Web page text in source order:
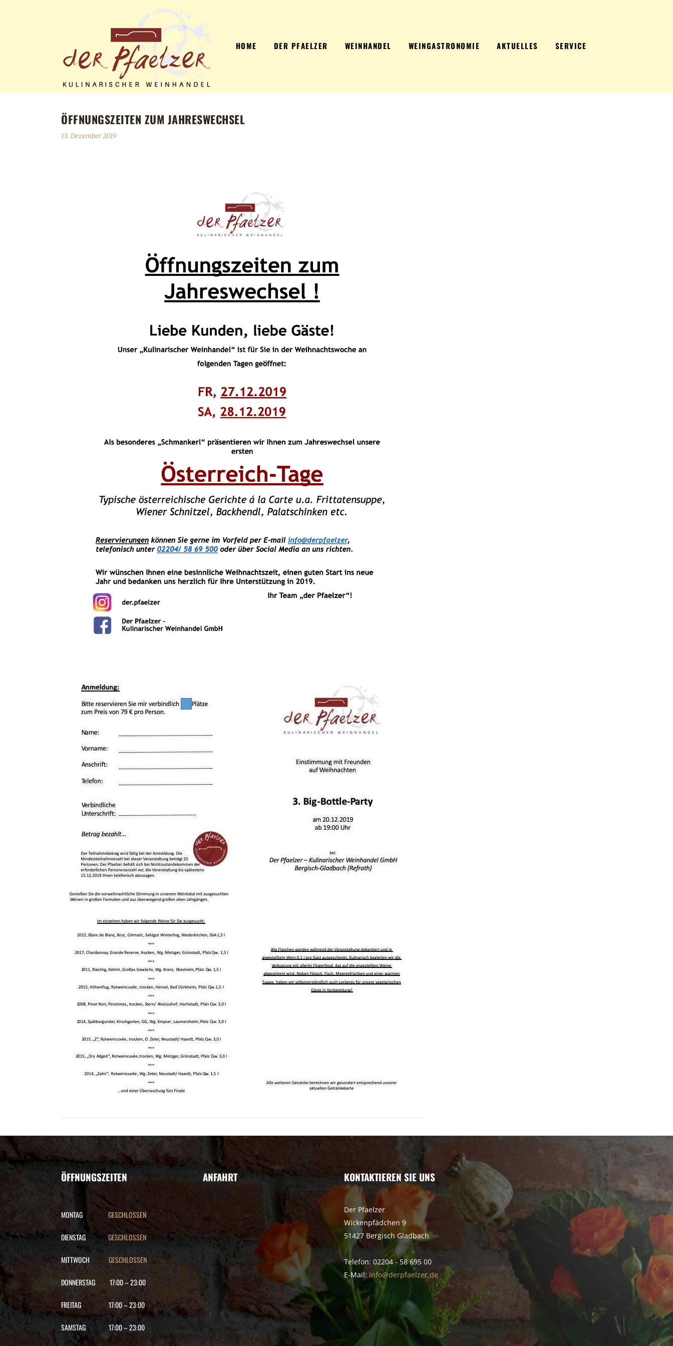
HOME DER PFAELZER WEINHANDEL WEINGASTRONOMIE AKTUELLES SERVICE
ÖFFNUNGSZEITEN ZUM JAHRESWECHSEL
13. Dezember 2019
ÖFFNUNGSZEITEN
MONTAG GESCHLOSSEN
DIENSTAG GESCHLOSSEN
MITTWOCH GESCHLOSSEN
DONNERSTAG 17:00–23:00
FREITAG 17:00–23:00
SAMSTAG 17:00–23:00
ANFAHRT KONTAKTIEREN SIE UNS
Der Pfaelzer
Wickenpfädchen 9
51427 Bergisch Gladbach
Telefon: 02204 - 58 695 00
E-Mail: info@derpfaelzer.de